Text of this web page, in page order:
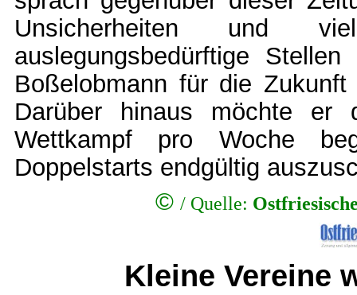
Unsicherheiten und
auslegungsbedürftige
Boßelobmann für die Zukunft
Darüber hinaus möchte er
Wettkampf pro Woche
Doppelstarts endgültig
© / Quelle:
Kleine Vereine